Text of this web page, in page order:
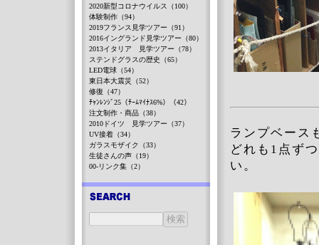
ランプベー
どれも1点ず
い。
2020新型コロナウイルス（100）
体験制作（94）
2019フランス見学ツアー（91）
2016イングランド見学ツアー（80）
2013イタリア 見学ツアー（78）
ステンドグラスの歴史（65）
LED電球（54）
東日本大震災（52）
修復（47）
ﾁｬﾝﾚﾝｼﾞ25（ﾁｰﾑﾏｲﾅｽ6%）（42）
注文制作・商品（38）
2010ドイツ 見学ツアー（37）
UV接着（34）
ガラスモザイク（33）
生徒さんの声（19）
00-リンク集（2）